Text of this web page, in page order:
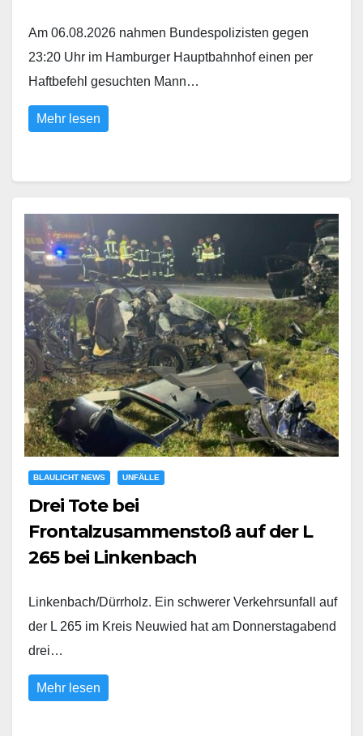
Am 06.08.2026 nahmen Bundespolizisten gegen
23:20 Uhr im Hamburger Hauptbahnhof einen per
Haftbefehl gesuchten Mann…
Mehr lesen
BLAULICHT NEWS UNFÄLLE
Drei Tote bei
Frontalzusammenstoß auf der L
265 bei Linkenbach
Linkenbach/Dürrholz. Ein schwerer Verkehrsunfall auf
der L 265 im Kreis Neuwied hat am Donnerstagabend
drei…
Mehr lesen